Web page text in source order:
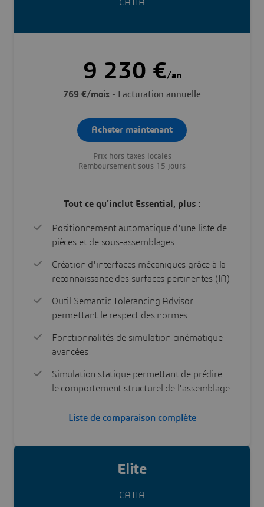
CATIA
9 230 €/an
769 €/mois - Facturation annuelle
Acheter maintenant
Prix hors taxes locales
Remboursement sous 15 jours
Tout ce qu'inclut Essential, plus :
Positionnement automatique d'une liste de
pièces et de sous-assemblages
Création d'interfaces mécaniques grâce à la
reconnaissance des surfaces pertinentes (IA)
Outil Semantic Tolerancing Advisor
permettant le respect des normes
Fonctionnalités de simulation cinématique
avancées
Simulation statique permettant de prédire
le comportement structurel de l'assemblage
Liste de comparaison complète
Elite
CATIA